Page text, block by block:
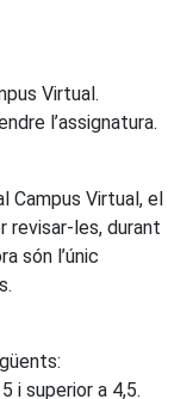
Virtual.
l’assignatura.
Campus Virtual, el
revisar-les, durant
són l’únic
i superior a 4,5.